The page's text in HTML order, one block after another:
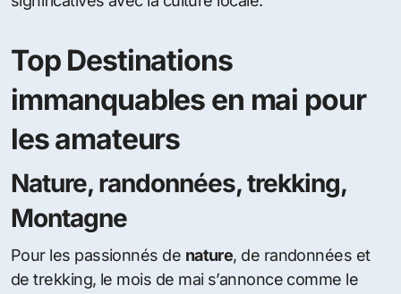
Top Destinations
immanquables en mai pour
les amateurs
Nature, randonnées, trekking,
Montagne
Pour les passionnés de nature, de randonnées et
de trekking, le mois de mai s’annonce comme le